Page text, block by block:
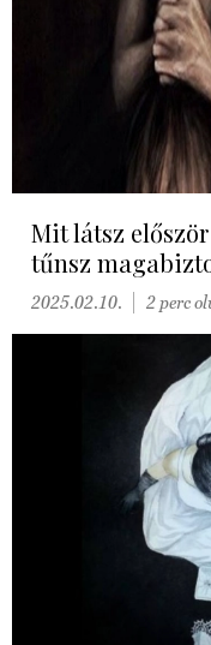
Mit látsz
tűnsz
2025.02.10. 2 perc